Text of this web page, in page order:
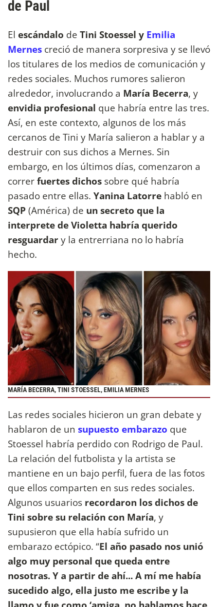
de Paul
El escándalo de Tini Stoessel y Emilia
Mernes creció de manera sorpresiva y se llevó
los titulares de los medios de comunicación y
redes sociales. Muchos rumores salieron
alrededor, involucrando a María Becerra, y
envidia profesional que habría entre las tres.
Así, en este contexto, algunos de los más
cercanos de Tini y María salieron a hablar y a
destruir con sus dichos a Mernes. Sin
embargo, en los últimos días, comenzaron a
correrfuertes dichos sobre qué habría
pasado entre ellas. Yanina Latorre habló en
SQP (América) de un secreto que la
interprete de Violetta habría querido
resguardary la entrerriana no lo habría
hecho.
MARÍA BECERRA, TINI STOESSEL, EMILIA MERNES
Las redes sociales hicieron un gran debate y
hablaron de un supuesto embarazo que
Stoessel habría perdido con Rodrigo de Paul.
La relación del futbolista y la artista se
mantiene en un bajo perfil, fuera de las fotos
que ellos comparten en sus redes sociales.
Algunos usuarios recordaron los dichos de
Tini sobre su relación con María, y
supusieron que ella había sufrido un
embarazo ectópico. “El año pasado nos unió
algo muy personal que queda entre
nosotras. Y a partir de ahí... A mí me había
sucedido algo, ella justo me escribe y la